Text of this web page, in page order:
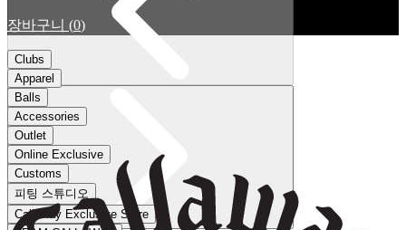
장바구니 (0)
Clubs
Apparel
Balls
Accessories
Outlet
Online Exclusive
Customs
피팅 스튜디오
Callaway Exclusive Store